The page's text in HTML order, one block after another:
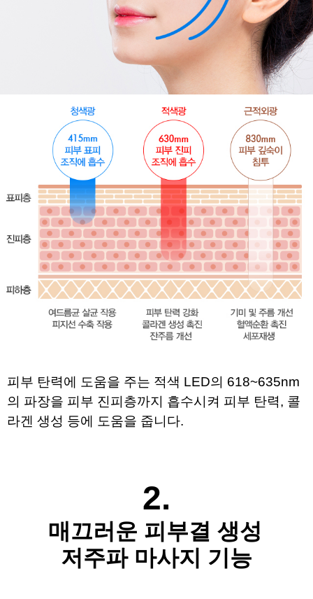
피부 탄력에 도움을 주는 적색 LED의 618~635nm
의 파장을 피부 진피층까지 흡수시켜 피부 탄력, 콜
라겐 생성 등에 도움을 줍니다.
2.
매끄러운 피부결 생성
저주파 마사지 기능